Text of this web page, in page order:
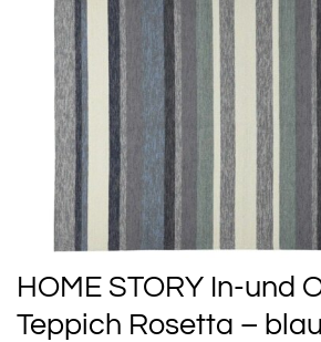
HOME STORY In-und
Teppich Rosetta –